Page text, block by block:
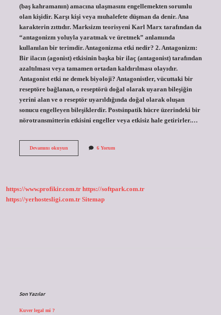
(baş kahramanın) amacına ulaşmasını engellemekten sorumlu
olan kişidir. Karşı kişi veya muhalefete düşman da denir. Ana
karakterin zıttıdır. Marksizm teorisyeni Karl Marx tarafından da
“antagonizm yoluyla yaratmak ve üretmek” anlamında
kullanılan bir terimdir. Antagonizma etki nedir? 2. Antagonizm:
Bir ilacın (agonist) etkisinin başka bir ilaç (antagonist) tarafından
azaltılması veya tamamen ortadan kaldırılması olayıdır.
Antagonist etki ne demek biyoloji? Antagonistler, vücuttaki bir
reseptöre bağlanan, o reseptörü doğal olarak uyaran bileşiğin
yerini alan ve o reseptör uyarıldığında doğal olarak oluşan
sonucu engelleyen bileşiklerdir. Postsinpatik hücre üzerindeki bir
nörotransmitterin etkisini engeller veya etkisiz hale getirirler.…
Devamını okuyunAntagonistik 6 Yorum
https://www.profikir.com.tr https://softpark.com.tr
https://yerhostesligi.com.tr Sitemap
Son Yazılar
Kuver legal mi ?